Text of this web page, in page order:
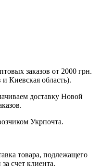
заказов от 2000 грн.
Киевская область).
доставку Новой
Укрпочта.
товара, подлежащего
счет клиента.